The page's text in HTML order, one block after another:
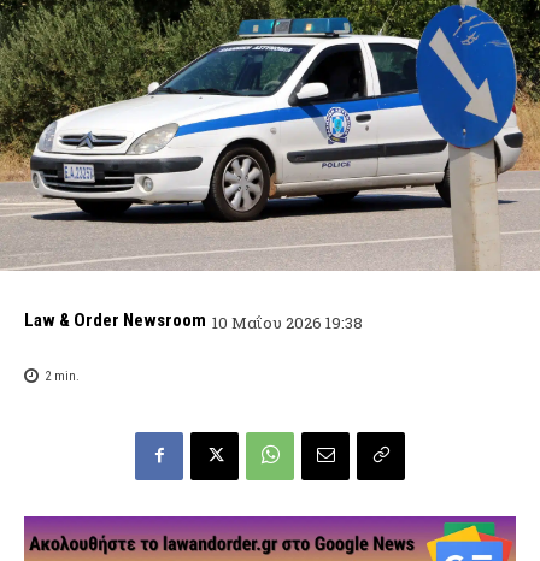
Law & Order Newsroom 10 Μαΐου 2026 19:38
2min.